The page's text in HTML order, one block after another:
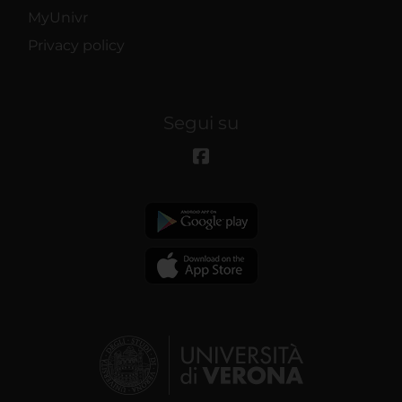
MyUnivr
Privacy policy
Segui su